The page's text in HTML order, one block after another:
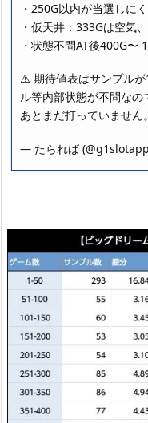
・250G以内が当選しに
・仮天井：333Gは空気
・状態不問AT後400G〜
⚠️ 期待値表はサンプル
ル等内部状態が不問なの
あとまだ打っていません
— たられば